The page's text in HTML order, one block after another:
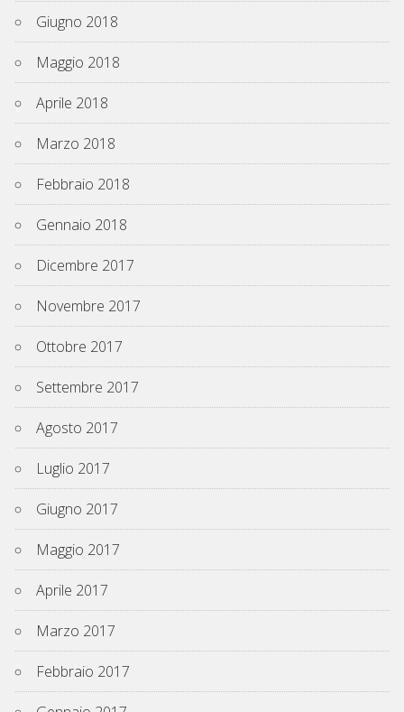
Giugno 2018
Maggio 2018
Aprile 2018
Marzo 2018
Febbraio 2018
Gennaio 2018
Dicembre 2017
Novembre 2017
Ottobre 2017
Settembre 2017
Agosto 2017
Luglio 2017
Giugno 2017
Maggio 2017
Aprile 2017
Marzo 2017
Febbraio 2017